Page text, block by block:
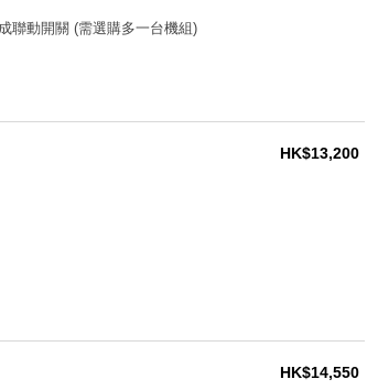
聯動開關 (需選購多一台機組)
HK$13,200
HK$14,550